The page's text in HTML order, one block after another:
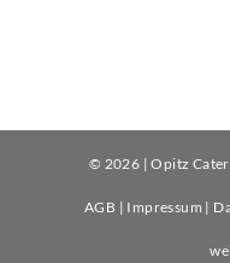
© 2026 | Opitz
AGB | Impressum |